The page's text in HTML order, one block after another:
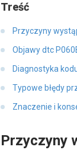
Treść
Przyczyny
Objawy dtc
Diagnostyka
Typowe błędy
Znaczenie i
Przyczyny